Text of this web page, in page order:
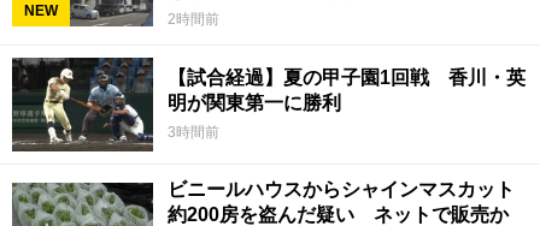
NEW 2時間前
【試合経過】夏の甲子園1回戦 香川・英
明が関東第一に勝利
3時間前
ビニールハウスからシャインマスカット
約200房を盗んだ疑い ネットで販売か